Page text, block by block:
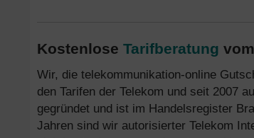
Kostenlose Tarifberatung
Wir, die telekommunikation-online
den Tarifen der Telekom und seit 2007
gegründet und ist im Handelsregister
Jahren sind wir autorisierter Telekom